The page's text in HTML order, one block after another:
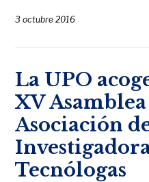
3 octubre 2016
La UPO
XV
Asociación
Tecnólogas